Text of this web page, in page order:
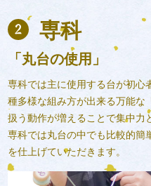
専科
「丸台の使用」
専科では主に使用する台が初心
種多様な組み方が出来る万能な
扱う動作が増えることで集中力
専科では丸台の中でも比較的簡
を仕上げていただきます。